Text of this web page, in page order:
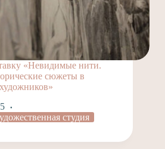
«Невидимые нити.
сюжеты в
студия